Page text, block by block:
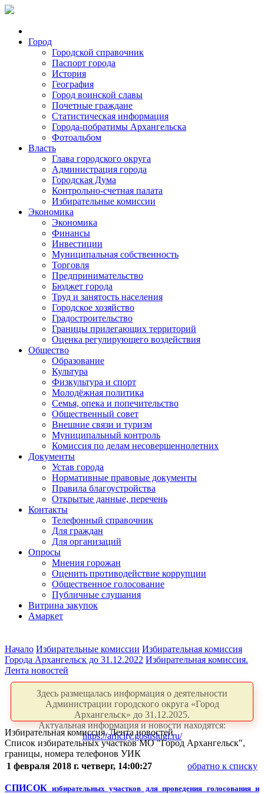
Город
Городской справочник
Паспорт города
История
География
Город воинской славы
Почетные граждане
Статистическая информация
Города-побратимы Архангельска
Фотоальбом
Власть
Глава городского округа
Администрация города
Городская Дума
Контрольно-счетная палата
Избирательные комиссии
Экономика
Экономика
Финансы
Инвестиции
Муниципальная собственность
Торговля
Предпринимательство
Бюджет города
Труд и занятость населения
Городское хозяйство
Градостроительство
Границы прилегающих территорий
Оценка регулирующего воздействия
Общество
Образование
Культура
Физкультура и спорт
Молодёжная политика
Семья, опека и попечительство
Общественный совет
Внешние связи и туризм
Муниципальный контроль
Комиссия по делам несовершеннолетних
Документы
Устав города
Нормативные правовые документы
Правила благоустройства
Открытые данные, перечень
Контакты
Телефонный справочник
Для граждан
Для организаций
Опросы
Мнения горожан
Оценить противодействие коррупции
Общественное голосование
Публичные слушания
Витрина закупок
Амаркет
Начало Избирательные комиссии Избирательная комиссия
Города Архангельск до 31.12.2022 Избирательная комиссия.
Лента новостей
Здесь размещалась информация о деятельности
Администрации городского округа «Город
Архангельск» до 31.12.2025.
Актуальная информация и новости находятся:
https://arhcity.gosuslugi.ru/
Избирательная комиссия. Лента новостей
Список избирательных участков МО "Город Архангельск",
границы, номера телефонов УИК
1 февраля 2018 г. четверг, 14:00:27
обратно к списку
СПИСОК избирательных участков для проведения голосования и